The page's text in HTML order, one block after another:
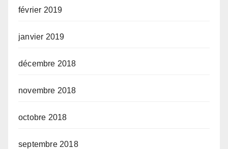
février 2019
janvier 2019
décembre 2018
novembre 2018
octobre 2018
septembre 2018